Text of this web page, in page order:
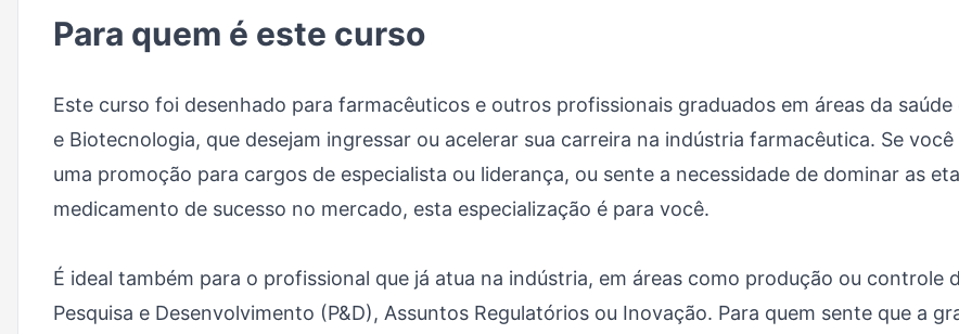
Para quem é este curso
Este curso foi desenhado para farmacêuticos e outros profissionais graduados em áreas da
e Biotecnologia, que desejam ingressar ou acelerar sua carreira na indústria farmacêutica. Se
uma promoção para cargos de especialista ou liderança, ou sente a necessidade de dominar as
medicamento de sucesso no mercado, esta especialização é para você.
É ideal também para o profissional que já atua na indústria, em áreas como produção ou controle
Pesquisa e Desenvolvimento (P&D), Assuntos Regulatórios ou Inovação. Para quem sente que a